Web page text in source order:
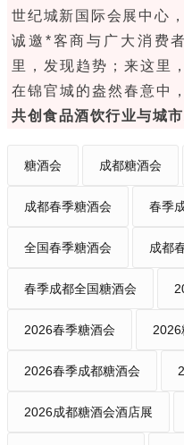
世纪城新国际会展中心
诚邀*客商与广大消费
里，发现趋势；来这里
在锦官城的盎然春意中
共创食品酒饮行业与城
糖酒会 成都糖酒会
成都春季糖酒会 春季
全国春季糖酒会 成都
春季成都全国糖酒会
2026春季糖酒会
2026春季成都糖酒会
2026成都糖酒会酒店展